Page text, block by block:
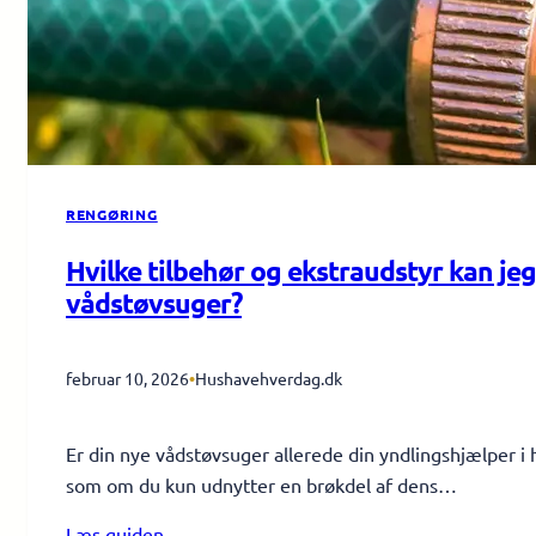
RENGØRING
Hvilke tilbehør og ekstraudstyr kan
vådstøvsuger?
februar 10, 2026•Hushavehverdag.dk
Er din nye vådstøvsuger allerede din yndlingshjælper i
som om du kun udnytter en brøkdel af dens…